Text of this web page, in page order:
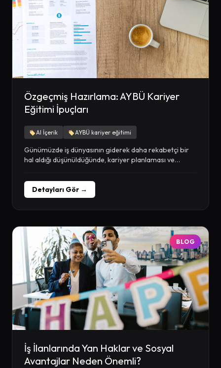
Özgeçmiş Hazırlama: AYBÜ Kariyer
Eğitimi İpuçları
AI İçerik AYBÜ kariyer eğitimi
Günümüzde iş dünyasının giderek daha rekabetçi bir
hal aldığı düşünüldüğünde, kariyer planlaması ve
Detayları Gör →
BLOG
İş İlanlarında Yan Haklar ve Sosyal
Avantajlar Neden Önemli?